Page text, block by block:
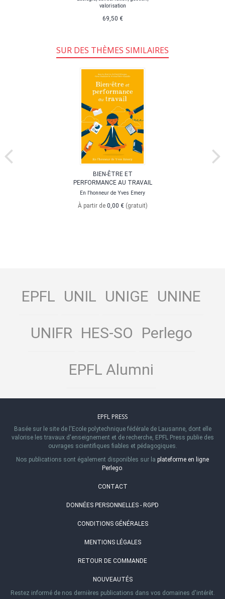
valorisation
69,50 €
SUR DES THÈMES SIMILAIRES
BIEN-ÊTRE ET
PERFORMANCE AU TRAVAIL
En l'honneur de Yves Emery
À partir de 0,00 € (gratuit)
EPFL UNIL UNIGE UNINE
UNIFR HES-SO Perlego
EPFL Alumni
EPFL PRESS
Basée sur le site de l'Ecole polytechnique fédérale de Lausanne, dont elle
valorise les travaux d'enseignement et de recherche, EPFL Press publie des
ouvrages scientifiques fiables et pédagogiques.
Nos publications sont également disponibles sur la plateforme en ligne
Perlego.
CONTACT
DONNÉES PERSONNELLES - RGPD
CONDITIONS GÉNÉRALES
MENTIONS LÉGALES
RETOUR DE COMMANDE
NOUVEAUTÉS
Restez informé de nos dernières publications dans vos domaines d'intérêt.